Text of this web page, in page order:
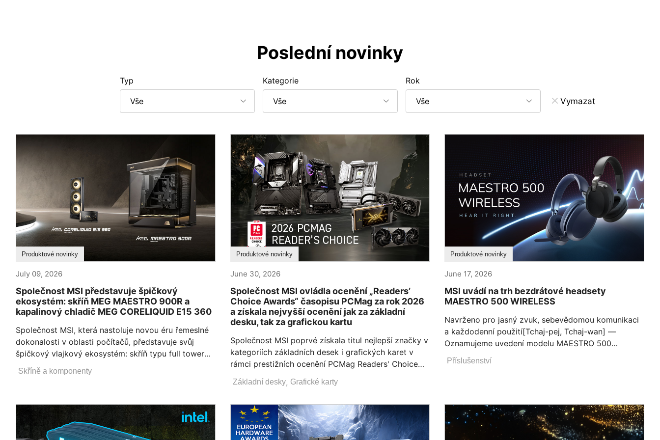
Poslední novinky
Typ
Vše
Kategorie
Vše
Rok
Vše Vymazat
Produktové novinky
July 09, 2026
Společnost MSI představuje špičkový
ekosystém: skříň MEG MAESTRO 900R a
kapalinový chladič MEG CORELIQUID E15 360
Společnost MSI, která nastoluje novou éru řemeslné
dokonalosti v oblasti počítačů, představuje svůj
špičkový vlajkový ekosystém: skříň typu full tower
MEG MAESTRO 900R a kapalinový chladič typu AIO
MEG CORELIQUID E15 360. Oba produkty, které
techniky povrchové úpravy, povyšují vysoce výkonný
hardware na formu průmyslového umění.Tento
vlajkový ekosystém, oceněný cenou Red Dot Design
Skříně a komponenty
Produktové novinky
June 30, 2026
Společnost MSI ovládla ocenění „Readers’
Choice Awards“ časopisu PCMag za rok 2026
a získala nejvyšší ocenění jak za základní
desku, tak za grafickou kartu
Společnost MSI poprvé získala titul nejlepší značky v
kategoriích základních desek i grafických karet v
rámci prestižních ocenění PCMag Readers' Choice
Awards 2026. Tento úspěch podtrhuje náš závazek
ke kvalitě a inovacím a posiluje naši důvěryhodnost
hardwaru, kteří se každý den spoléhají na platformy
MSI.„Trh se základními deskami je neuvěřitelně
konkurenční a hlavní hráči v tomto odvětví se
Základní desky, Grafické karty
Produktové novinky
June 17, 2026
MSI uvádí na trh bezdrátové headsety
MAESTRO 500 WIRELESS
Navrženo pro jasný zvuk, sebevědomou komunikaci
a každodenní použití[Tchaj-pej, Tchaj-wan] —
Oznamujeme uvedení modelu MAESTRO 500
WIRELESS na trh, všestranných sluchátek určených
40mm měničům s vysokým rozlišením, technologii
beamforming a sběru hlasu s podporou ENC,
multimodální konektivitě a výjimečné výdrži baterie
pomáhá MAESTRO 500 WIRELESS uživatelům jasně
Příslušenství